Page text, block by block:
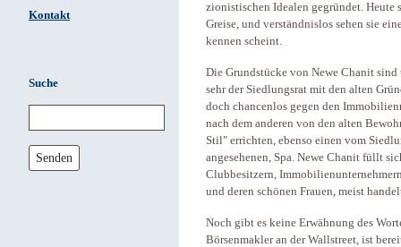
Kontakt
Suche
Senden
zionistischen Idealen gegründet. Heute
Greise, und verständnislos sehen sie
kennen scheint.
Die Grundstücke von Newe Chanit sind
sehr der Siedlungsrat mit den alten
doch chancenlos gegen den
nach dem anderen von den alten
Stil" errichten, ebenso einen vom
angesehenen, Spa. Newe Chanit füllt
Clubbesitzern,
und deren schönen Frauen, meist
Noch gibt es keine Erwähnung des
Börsenmakler an der Wallstreet, ist